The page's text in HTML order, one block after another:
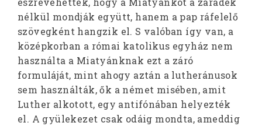
nélkül mondják együtt, hanem a pap ráfelelő
szövegként hangzik el. S valóban így van, a
középkorban a római katolikus egyház nem
használta a Miatyánknak ezt a záró
formuláját, mint ahogy aztán a lutheránusok
sem használták, ők a német misében, amit
Luther alkotott, egy antifónában helyezték
el. A gyülekezet csak odáig mondta, ameddig